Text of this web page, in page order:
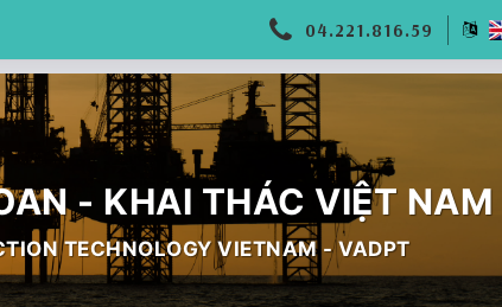
04.221.816.59
- KHAI THÁC VIỆT NAM
TECHNOLOGY VIETNAM - VADPT